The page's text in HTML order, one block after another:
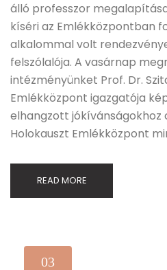
álló professzor
kíséri az Emlékközpontban
alkalommal volt
felszólalója. A vasárnap
intézményünket Prof. Dr.
Emlékközpont igazgatója
elhangzott jókívánságokhoz
Holokauszt Emlékközpont
READ MORE
03